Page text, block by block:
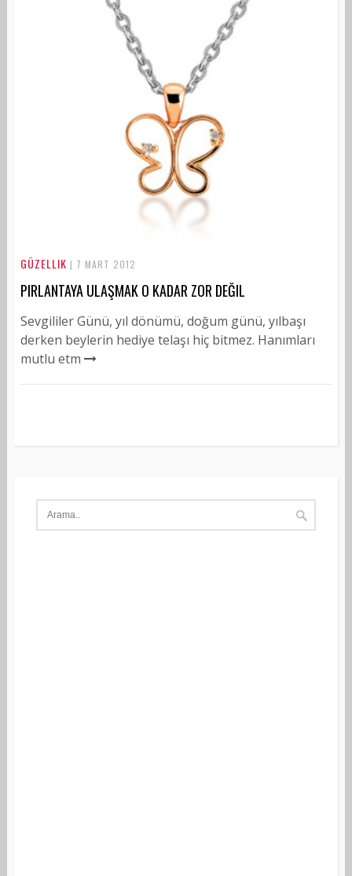
GÜZELLIK | 7 MART 2012
PIRLANTAYA ULAŞMAK O KADAR ZOR DEĞIL
Sevgililer Günü, yıl dönümü, doğum günü, yılbaşı
derken beylerin hediye telaşı hiç bitmez. Hanımları
mutlu etm